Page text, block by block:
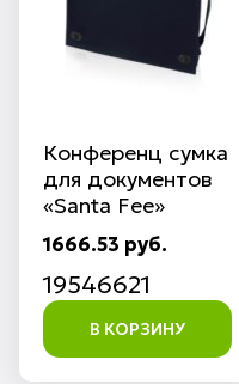
Конференц сумка
для документов
«Santa Fee»
1666.53 руб.
19546621
В КОРЗИНУ